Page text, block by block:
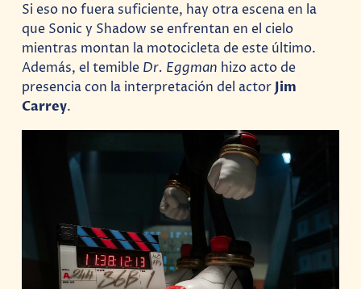
Si eso no fuera suficiente, hay otra escena en la
que Sonic y Shadow se enfrentan en el cielo
mientras montan la motocicleta de este último.
Además, el temible Dr. Eggman hizo acto de
presencia con la interpretación del actorJim
Carrey.